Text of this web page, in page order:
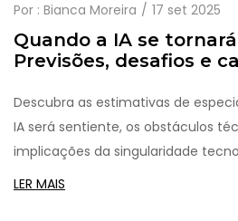
Por : Bianca Moreira 17 set 2025
Quando a IA se
Previsões, desafios e
Descubra as estimativas de
IA será sentiente, os obstáculos
implicações da singularidade
LER MAIS